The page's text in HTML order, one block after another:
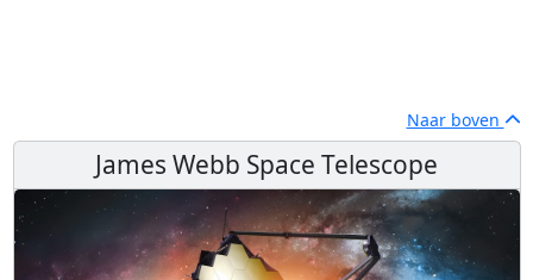
Naar boven
James Webb Space Telescope